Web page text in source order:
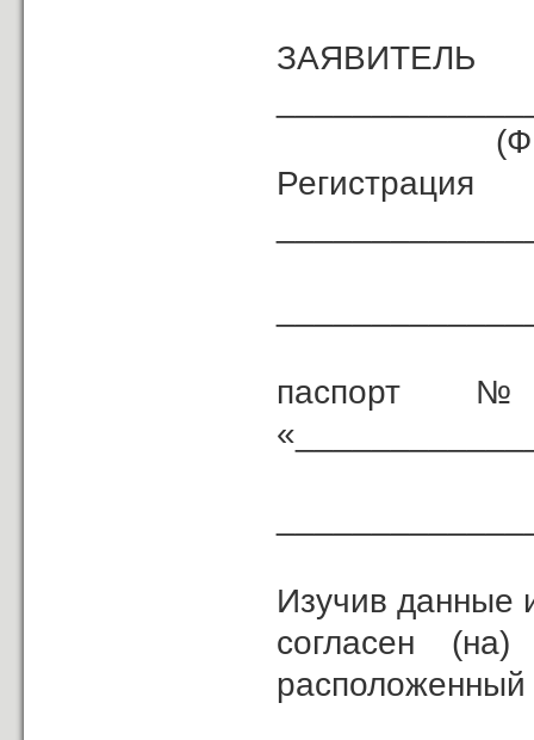
ЗАЯВИТЕЛЬ
паспорт №
Изучив данные
согласен